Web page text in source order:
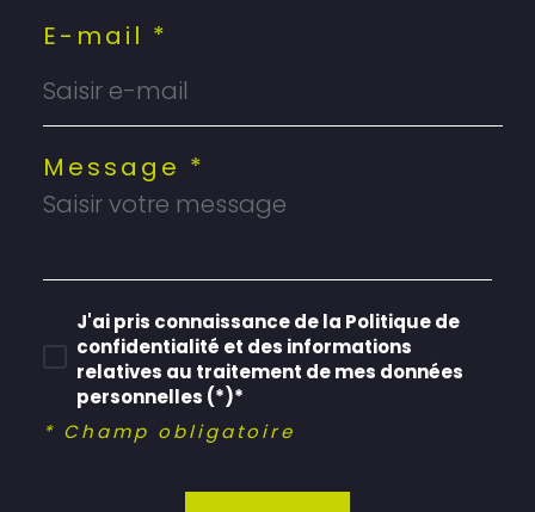
E-mail *
Message *
J'ai pris connaissance de la Politique de
confidentialité et des informations
relatives au traitement de mes données
personnelles (*)*
* Champ obligatoire